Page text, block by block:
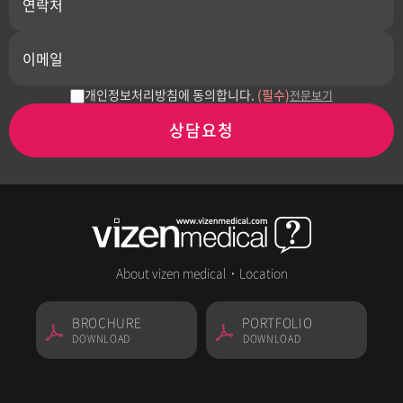
개인정보처리방침에 동의합니다. (필수)전문보기
상담요청
About vizen medical · Location
BROCHURE
DOWNLOAD
PORTFOLIO
DOWNLOAD